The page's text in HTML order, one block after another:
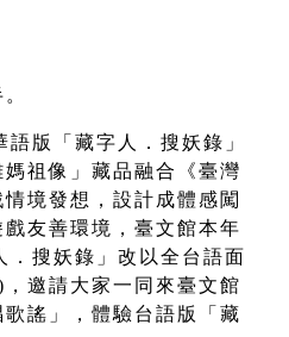
版「藏字人．搜妖錄」
祖像」藏品融合《臺灣
境發想，設計成體感闖
友善環境，臺文館本年
．搜妖錄」改以全台語面
邀請大家一同來臺文館
歌謠」，體驗台語版「藏